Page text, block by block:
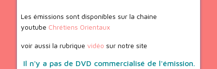
Les émissions sont disponibles sur la chaine
youtube Chrétiens Orientaux
voir aussi la rubrique vidéo sur notre site
Il n'y a pas de DVD commercialisé de l'émission.